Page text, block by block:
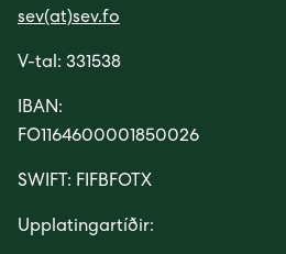
sev(at)sev.fo
V-tal: 331538
IBAN:
FO1164600001850026
SWIFT: FIFBFOTX
Upplatingartíðir: